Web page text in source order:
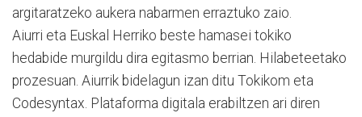
argitaratzeko aukera nabarmen erraztuko zaio.
Aiurri eta Euskal Herriko beste hamasei tokiko
hedabide murgildu dira egitasmo berrian. Hilabeteetako
prozesuan. Aiurrik bidelagun izan ditu Tokikom eta
Codesyntax. Plataforma digitala erabiltzen ari diren